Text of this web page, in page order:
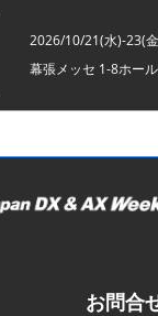
2026/10/21(水)-23(
幕張メッセ 1-8ホール
お問合